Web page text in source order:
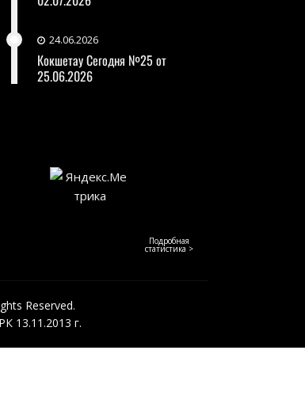
24.06.2026
Кокшетау Сегодня №25 от
25.06.2026
Подробная
статистика >
Reserved.
13.11.2013 г.